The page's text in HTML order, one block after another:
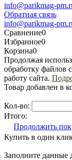
info@parikmag-
Обратная связь
info@parikmag-
Сравнение0
Избранное0
Корзина0
Продолжая
обработку файлов
работу сайта.
Товар добавлен в
Кол-во:
Итого:
Продолжить
Купить в один
Заполните данные